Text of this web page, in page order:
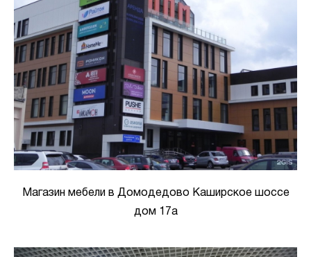
Магазин мебели в Домодедово Каширское шоссе
дом 17а